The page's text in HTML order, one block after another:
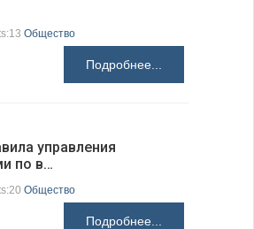
Общество
Подробнее...
управления
по в…
Общество
Подробнее...